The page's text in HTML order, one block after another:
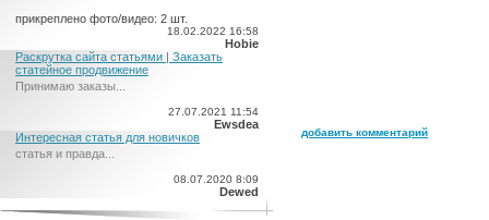
прикреплено фото/видео: 2 шт.
18.02.2022 16:58
Hobie
Раскрутка сайта статьями | Заказать
статейное продвижение
Принимаю заказы...
27.07.2021 11:54
Ewsdea
Интересная статья для новичков
статья и правда...
08.07.2020 8:09
Dewed
добавить комментарий